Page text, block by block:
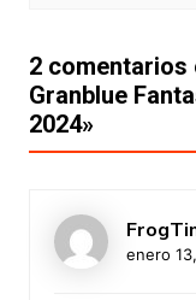
2 comentarios
Granblue
2024»
enero